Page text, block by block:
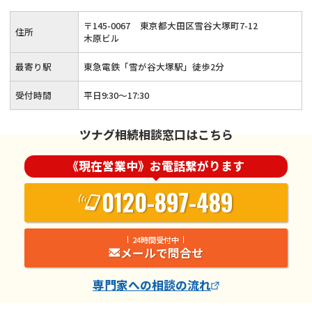
応します。まずは相続税に関するお悩みをお聞かせください。
住所 〒145-0067
東京都大田区雪谷大塚町7-12
木原ビル
最寄り駅 東急電鉄「雪が谷大塚駅」徒歩2分
受付時間 平日9:30～17:30
ツナグ相続相談窓口はこちら
《現在営業中》お電話繋がります
0120-897-489
24時間受付中
メールで問合せ
専門家への相談の流れ